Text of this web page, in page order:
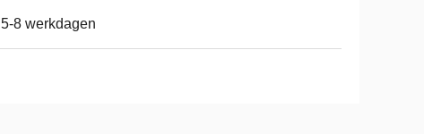
5-8 werkdagen